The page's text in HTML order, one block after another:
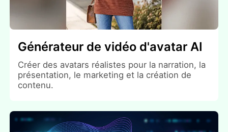
Générateur de vidéo d'avatar AI
Créer des avatars réalistes pour la narration, la
présentation, le marketing et la création de
contenu.